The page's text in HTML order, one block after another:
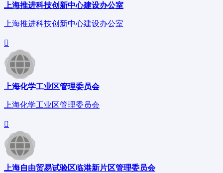
上海推进科技创新中心建设办公室
上海推进科技创新中心建设办公室
上海化学工业区管理委员会
上海化学工业区管理委员会
上海自由贸易试验区临港新片区管理委员会